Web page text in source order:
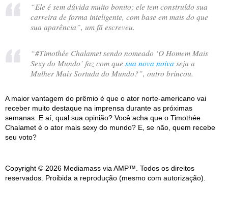
“Ele é sem dúvida muito bonito; ele tem construído sua
carreira de forma inteligente, com base em mais do que
sua aparência”, um fã escreveu.
“#Timothée Chalamet sendo nomeado ‘O Homem Mais
Sexy do Mundo’ faz com que sua nova noiva seja a
Mulher Mais Sortuda do Mundo?”, outro brincou.
A maior vantagem do prêmio é que o ator norte-americano vai
receber muito destaque na imprensa durante as próximas
semanas. E aí, qual sua opinião? Você acha que o Timothée
Chalamet é o ator mais sexy do mundo? E, se não, quem recebe
seu voto?
Copyright © 2026 Mediamass via AMP™. Todos os direitos
reservados. Proibida a reprodução (mesmo com autorização).